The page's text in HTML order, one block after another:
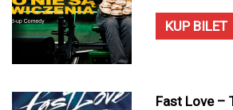
KUP BILET
Fast Love –